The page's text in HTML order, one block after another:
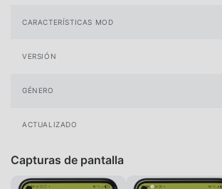
CARACTERÍSTICAS MOD
VERSIÓN
GÉNERO
ACTUALIZADO
Capturas de pantalla